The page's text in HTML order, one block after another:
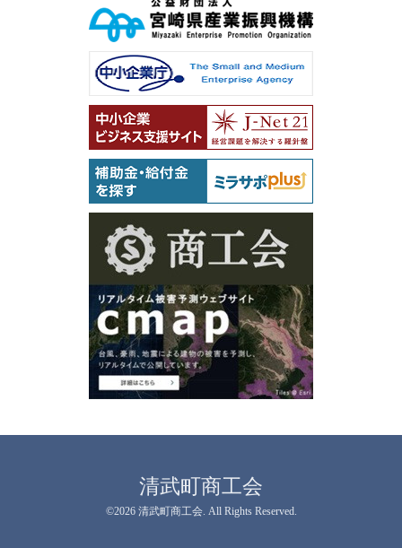
清武町商工会
©2026 清武町商工会. All Rights Reserved.